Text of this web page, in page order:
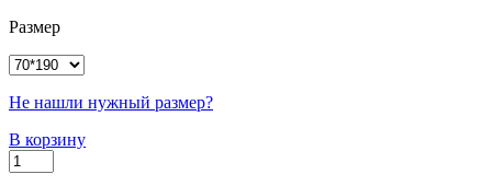
Размер
Не нашли нужный размер?
В корзину